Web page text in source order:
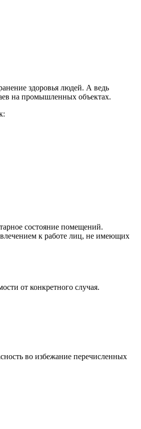
здоровья людей. А ведь
на промышленных объектах.
состояние помещений.
к работе лиц, не имеющих
от конкретного случая.
во избежание перечисленных